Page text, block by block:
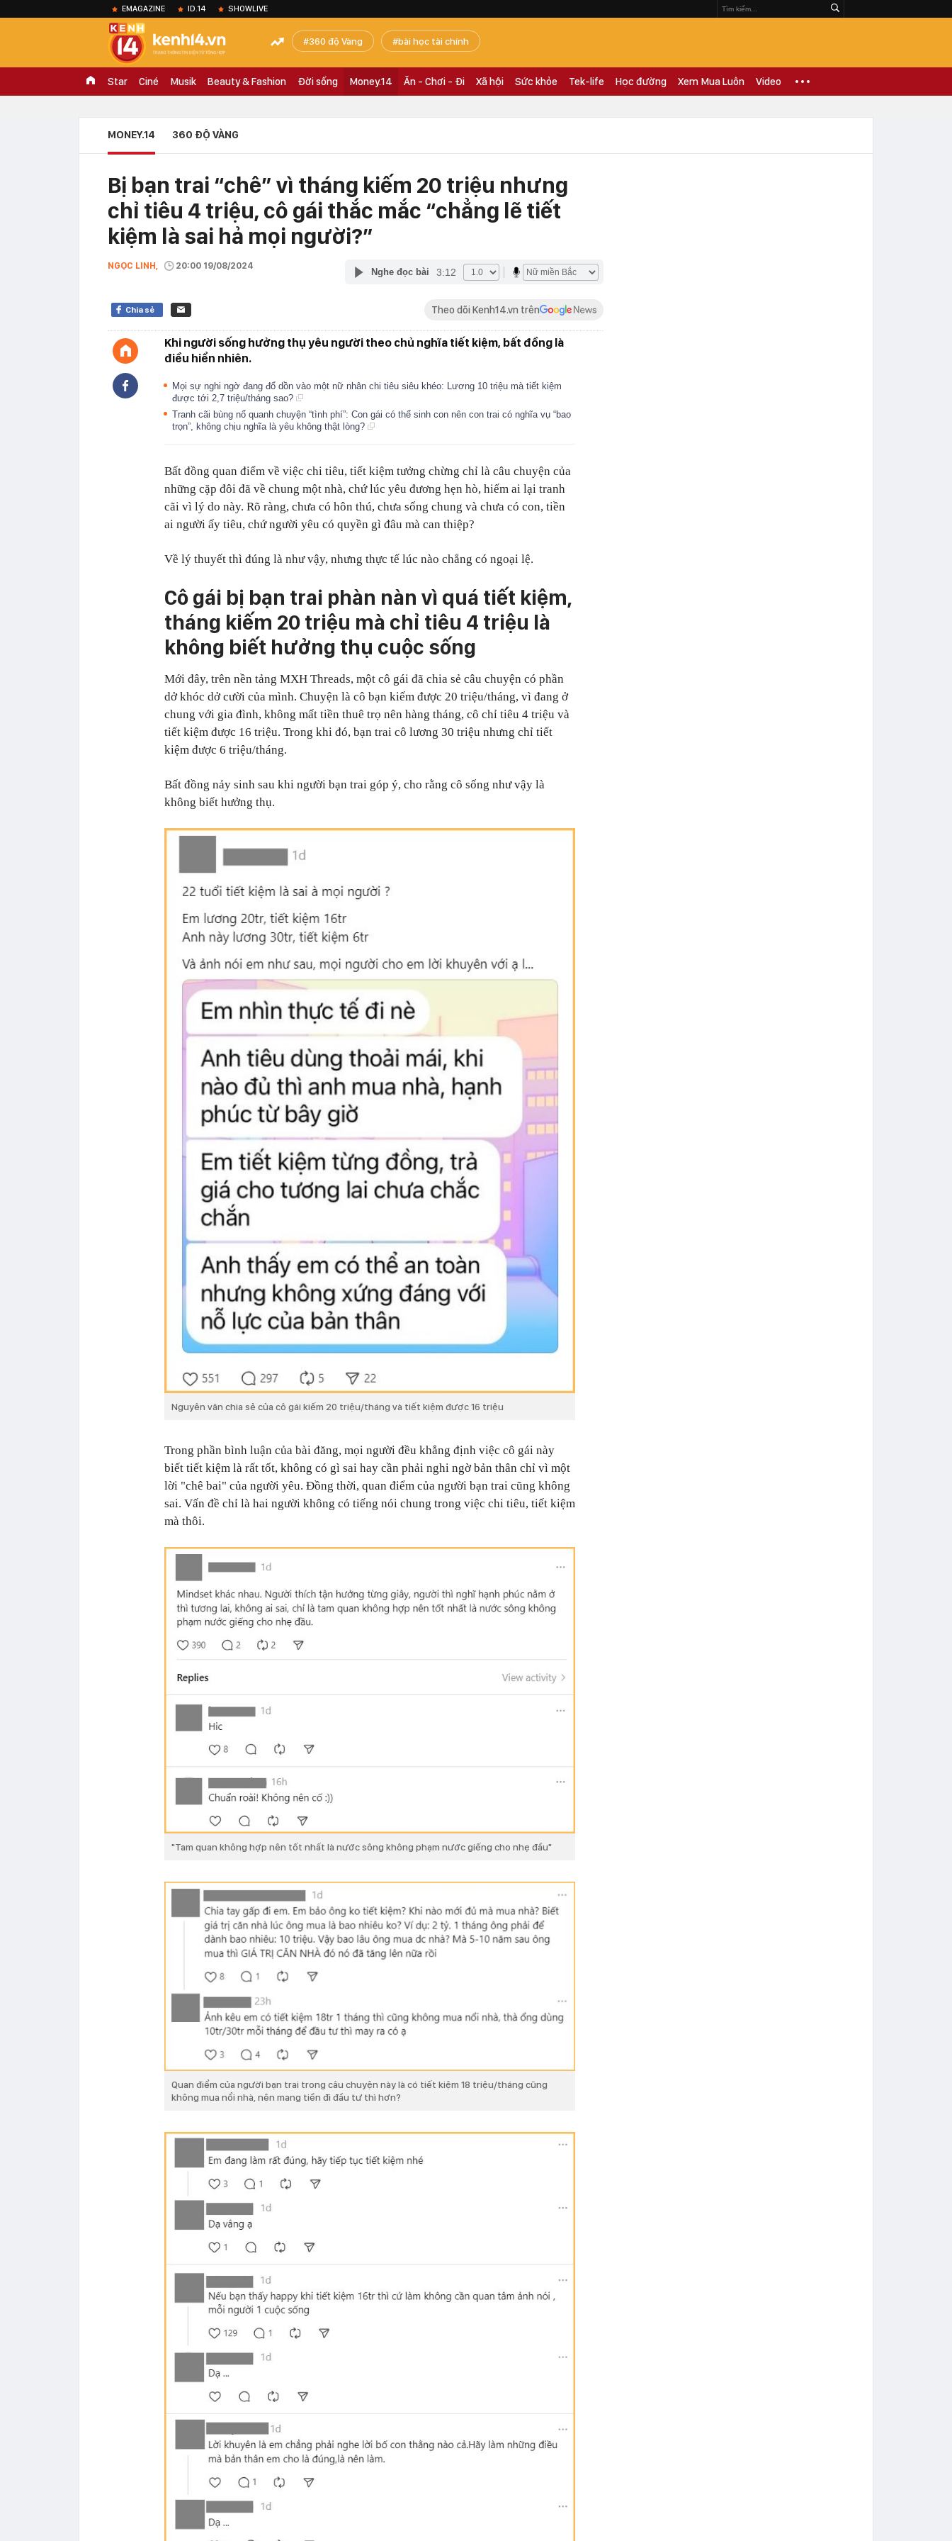
EMAGAZINE ID.14 SHOWLIVE
360 độ Vàng bài học tài chính
Star Ciné Musik Beauty & Fashion Đời sống Money.14 Ăn - Chơi - Đi Xã hội Sức khỏe Tek-life Học đường Xem Mua Luôn Video
MONEY.14 360 ĐỘ VÀNG
Bị bạn trai “chê” vì tháng kiếm 20 triệu nhưng
chỉ tiêu 4 triệu, cô gái thắc mắc “chẳng lẽ tiết
kiệm là sai hả mọi người?”
NGỌC LINH, 20:00 19/08/2024
Nghe đọc bài 3:12
Chia sẻ Theo dõi Kenh14.vn trên
Khi người sống hưởng thụ yêu người theo chủ nghĩa tiết kiệm, bất đồng là
điều hiển nhiên.
Mọi sự nghi ngờ đang đổ dồn vào một nữ nhân chi tiêu siêu khéo: Lương 10 triệu mà tiết kiệm
được tới 2,7 triệu/tháng sao?
Tranh cãi bùng nổ quanh chuyện “tình phí”: Con gái có thể sinh con nên con trai có nghĩa vụ “bao
trọn”, không chịu nghĩa là yêu không thật lòng?
Bất đồng quan điểm về việc chi tiêu, tiết kiệm tưởng chừng chỉ là câu chuyện của
những cặp đôi đã về chung một nhà, chứ lúc yêu đương hẹn hò, hiếm ai lại tranh
cãi vì lý do này. Rõ ràng, chưa có hôn thú, chưa sống chung và chưa có con, tiền
ai người ấy tiêu, chứ người yêu có quyền gì đâu mà can thiệp?
Về lý thuyết thì đúng là như vậy, nhưng thực tế lúc nào chẳng có ngoại lệ.
Cô gái bị bạn trai phàn nàn vì quá tiết kiệm,
tháng kiếm 20 triệu mà chỉ tiêu 4 triệu là
không biết hưởng thụ cuộc sống
Mới đây, trên nền tảng MXH Threads, một cô gái đã chia sẻ câu chuyện có phần
dở khóc dở cười của mình. Chuyện là cô bạn kiếm được 20 triệu/tháng, vì đang ở
chung với gia đình, không mất tiền thuê trọ nên hàng tháng, cô chỉ tiêu 4 triệu và
tiết kiệm được 16 triệu. Trong khi đó, bạn trai cô lương 30 triệu nhưng chỉ tiết
kiệm được 6 triệu/tháng.
Bất đồng nảy sinh sau khi người bạn trai góp ý, cho rằng cô sống như vậy là
không biết hưởng thụ.
Nguyên văn chia sẻ của cô gái kiếm 20 triệu/tháng và tiết kiệm được 16 triệu
Trong phần bình luận của bài đăng, mọi người đều khẳng định việc cô gái này
biết tiết kiệm là rất tốt, không có gì sai hay cần phải nghi ngờ bản thân chỉ vì một
lời "chê bai" của người yêu. Đồng thời, quan điểm của người bạn trai cũng không
sai. Vấn đề chỉ là hai người không có tiếng nói chung trong việc chi tiêu, tiết kiệm
mà thôi.
"Tam quan không hợp nên tốt nhất là nước sông không phạm nước giếng cho nhẹ đầu"
Quan điểm của người bạn trai trong câu chuyện này là có tiết kiệm 18 triệu/tháng cũng
không mua nổi nhà, nên mang tiền đi đầu tư thì hơn?